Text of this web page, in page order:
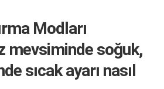
Modları
mevsiminde soğuk,
sıcak ayarı nasıl